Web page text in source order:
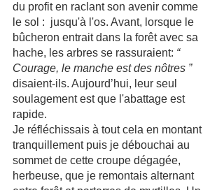
du profit en raclant son avenir comme
le sol :  jusqu'à l'os. Avant, lorsque le
bûcheron entrait dans la forêt avec sa
hache, les arbres se rassuraient: “
Courage, le manche est des nôtres ”
disaient-ils. Aujourd’hui, leur seul
soulagement est que l'abattage est
rapide.
Je réfléchissais à tout cela en montant
tranquillement puis je débouchai au
sommet de cette croupe dégagée,
herbeuse, que je remontais alternant